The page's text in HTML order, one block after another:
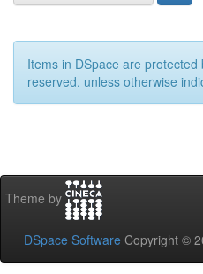
Items in DSpace are
reserved, unless otherwise
Theme by
DSpace Software Copyright ©